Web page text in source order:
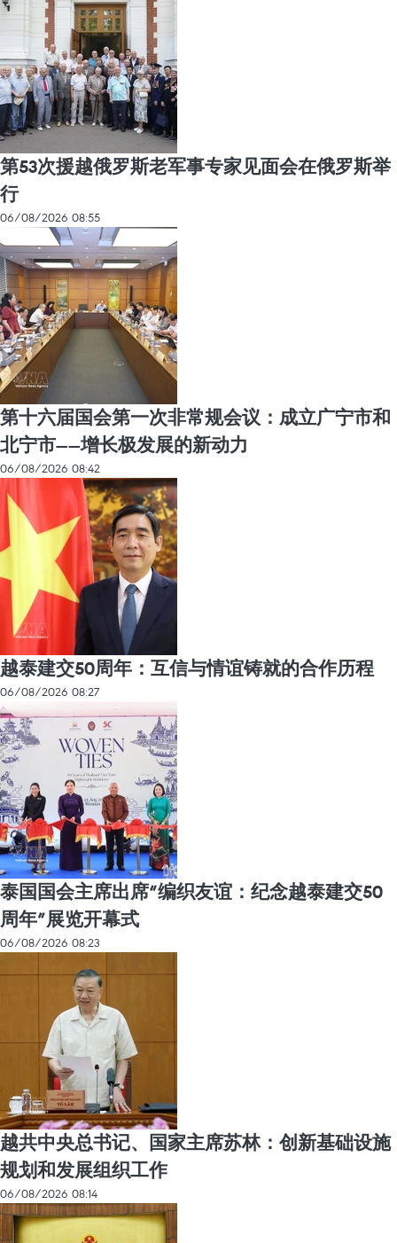
第53次援越俄罗斯老军事专家见面会在俄罗斯举
行
06/08/2026 08:55
第十六届国会第一次非常规会议：成立广宁市和
北宁市——增长极发展的新动力
06/08/2026 08:42
越泰建交50周年：互信与情谊铸就的合作历程
06/08/2026 08:27
泰国国会主席出席“编织友谊：纪念越泰建交50
周年”展览开幕式
06/08/2026 08:23
越共中央总书记、国家主席苏林：创新基础设施
规划和发展组织工作
06/08/2026 08:14